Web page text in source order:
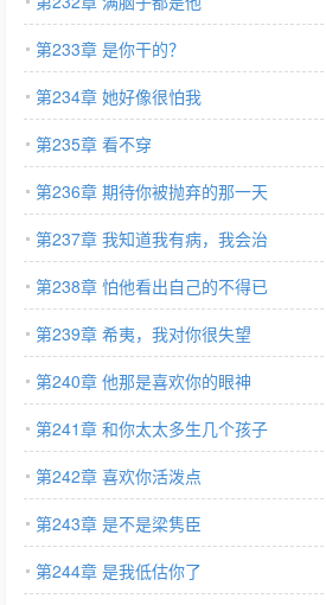
第233章 是你干的？
第234章 她好像很怕我
第235章 看不穿
第236章 期待你被抛弃的那一天
第237章 我知道我有病，我会治
第238章 怕他看出自己的不得已
第239章 希夷，我对你很失望
第240章 他那是喜欢你的眼神
第241章 和你太太多生几个孩子
第242章 喜欢你活泼点
第243章 是不是梁隽臣
第244章 是我低估你了